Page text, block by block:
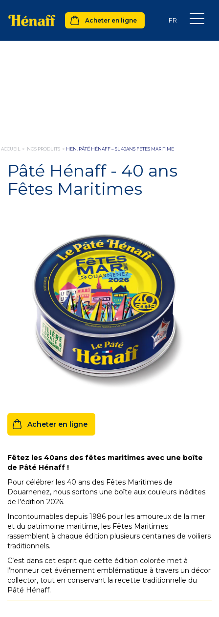
Acheter en ligne
ACCUEIL > NOS PRODUITS > HEN. PÂTÉ HÉNAFF – SL 40ANS FETES MARITIME
Pâté Hénaff - 40 ans
Fêtes Maritimes
Acheter en ligne
Fêtez les 40ans des fêtes maritimes avec une boîte
de Pâté Hénaff !
Pour célébrer les 40 ans des Fêtes Maritimes de
Douarnenez, nous sortons une boîte aux couleurs inédites
de l’édition 2026.
Incontournables depuis 1986 pour les amoureux de la mer
et du patrimoine maritime, les Fêtes Maritimes
rassemblent à chaque édition plusieurs centaines de voiliers
traditionnels.
C’est dans cet esprit que cette édition colorée met à
l’honneur cet événement emblématique à travers un décor
collector, tout en conservant la recette traditionnelle du
Pâté Hénaff.